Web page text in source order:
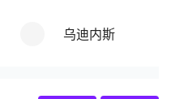
乌迪内斯